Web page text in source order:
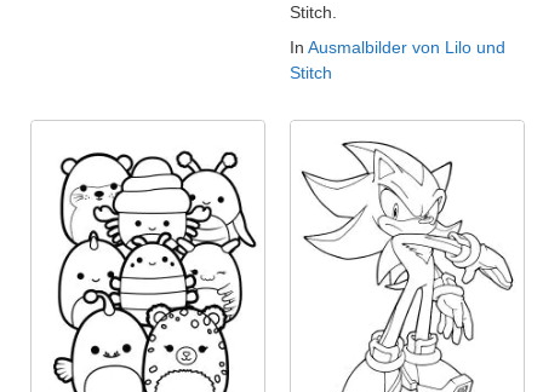
Stitch.
In Ausmalbilder von Lilo und
Stitch